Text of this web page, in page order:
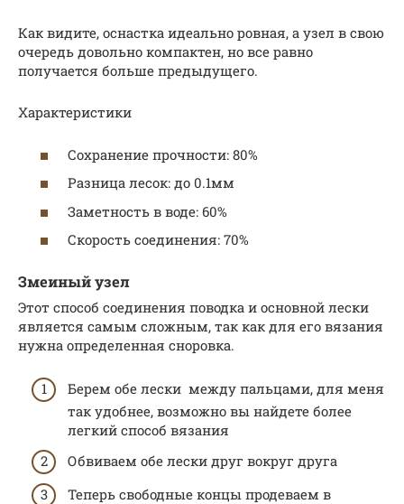
Как видите, оснастка идеально ровная, а узел в свою
очередь довольно компактен, но все равно
получается больше предыдущего.
Характеристики
Сохранение прочности: 80%
Разница лесок: до 0.1мм
Заметность в воде: 60%
Скорость соединения: 70%
Змеиный узел
Этот способ соединения поводка и основной лески
является самым сложным, так как для его вязания
нужна определенная сноровка.
Берем обе лески между пальцами, для меня
так удобнее, возможно вы найдете более
легкий способ вязания
Обвиваем обе лески друг вокруг друга
Теперь свободные концы продеваем в